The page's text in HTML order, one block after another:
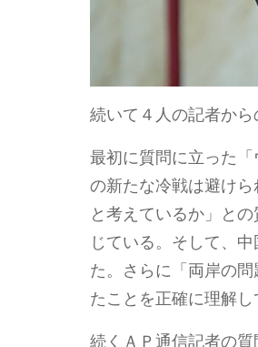
続いて４人の記者から
最初に質問に立った
の新たな冷戦は避け
と考えているか」と
じている。そして、
た。さらに「両岸の
たことを正確に理解し
続くＡＰ通信記者の